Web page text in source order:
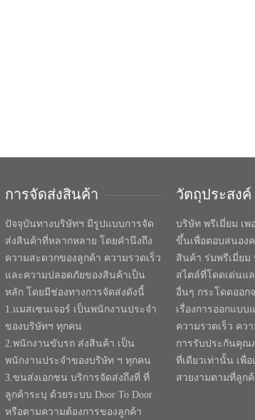
การจัดส่งสินค้า
ปัจจุบันทางบริษัทฯ มีรูปแบบการจัด
ส่งสินค้าที่หลากหลาย โดยคำนึงถึง
ความสะดวกของลูกค้า ความรวดเร็ว
และความปลอดภัยของสินค้าเป็น
หลัก โดยมีช่องทางการจัดส่งดังนี้
1.แมสเซนเจอร์ เป็นพนักงานประจำ
ของบริษัทฯ ทุกคน
2.พนักงานขับรถ ส่งสินค้า เป็น
พนักงานประจำของบริษัท ฯ ทุกคน
3.ขนส่งเอกชน บริการจัดส่งถึงที่ ที่
ลูกค้าระบุ ด้วยระบบ Door To Door
หรือตามความต้องการของลูกค้า
วัตถุประสงค์
บริษัท พรีเมี่ยม เพ
ขึ้นเพื่อตอบสนอง
สินค้า ร่มพรีเมี่ยม
สไตล์ที่โดดเด่นแ
อื่นๆ กระโดดออก
เรื่องการออกแบ
ความรวดเร็ว คว
การรับประกันคุณ
ที่เดียวเท่านั้น เพื่
สวยงามตามที่ลูกค้